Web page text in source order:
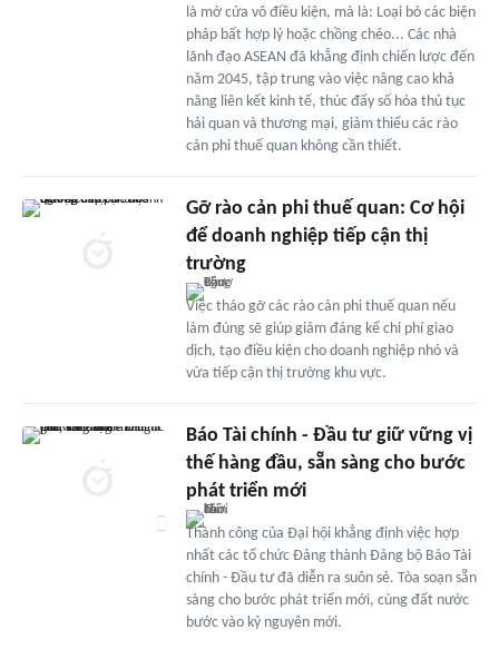
là mở cửa vô điều kiện, mà là: Loại bỏ các biện
pháp bất hợp lý hoặc chồng chéo... Các nhà
lãnh đạo ASEAN đã khẳng định chiến lược đến
năm 2045, tập trung vào việc nâng cao khả
năng liên kết kinh tế, thúc đẩy số hóa thủ tục
hải quan và thương mại, giảm thiểu các rào
cản phi thuế quan không cần thiết.
Gỡ rào cản phi thuế quan: Cơ hội
để doanh nghiệp tiếp cận thị
trường
Việc tháo gỡ các rào cản phi thuế quan nếu
làm đúng sẽ giúp giảm đáng kể chi phí giao
dịch, tạo điều kiện cho doanh nghiệp nhỏ và
vừa tiếp cận thị trường khu vực.
Báo Tài chính - Đầu tư giữ vững vị
thế hàng đầu, sẵn sàng cho bước
phát triển mới
Thành công của Đại hội khẳng định việc hợp
nhất các tổ chức Đảng thành Đảng bộ Báo Tài
chính - Đầu tư đã diễn ra suôn sẻ. Tòa soạn sẵn
sàng cho bước phát triển mới, cùng đất nước
bước vào kỷ nguyên mới.